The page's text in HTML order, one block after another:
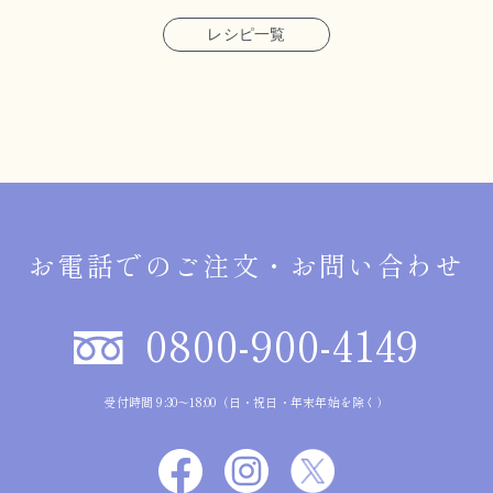
レシピ一覧
お電話でのご注文・お問い合わせ
0800-900-4149
受付時間 9:30～18:00（日・祝日・年末年始を除く）